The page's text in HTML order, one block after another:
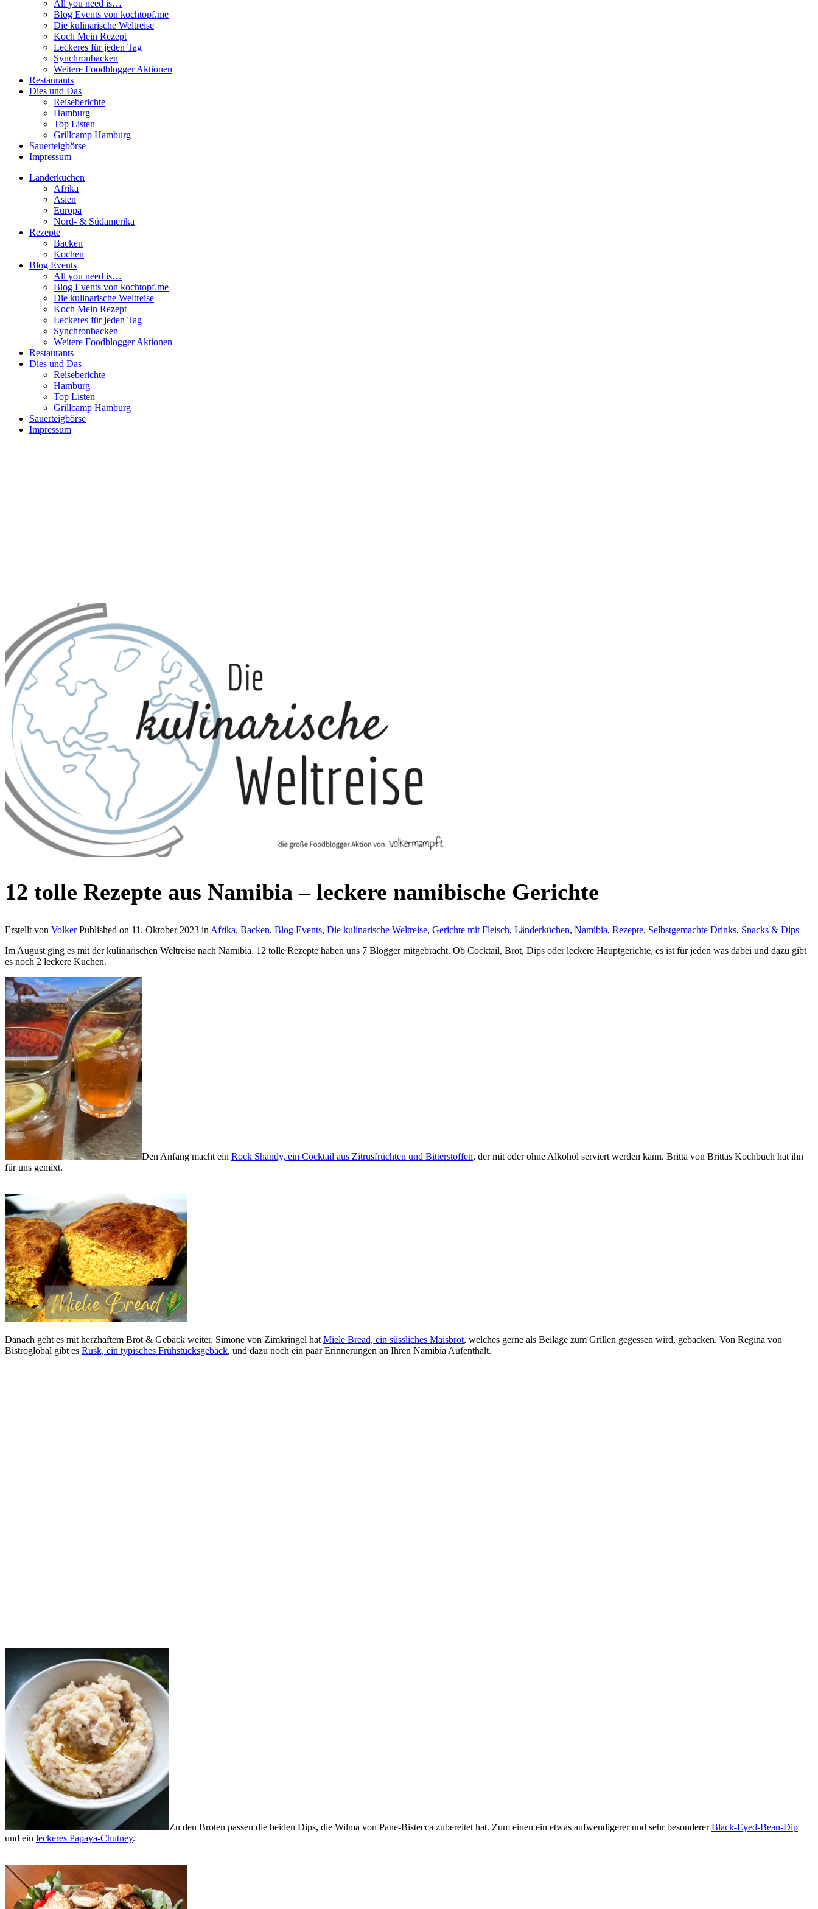
All you need is…
Blog Events von kochtopf.me
Die kulinarische Weltreise
Koch Mein Rezept
Leckeres für jeden Tag
Synchronbacken
Weitere Foodblogger Aktionen
Restaurants
Dies und Das
Reiseberichte
Hamburg
Top Listen
Grillcamp Hamburg
Sauerteigbörse
Impressum
Länderküchen
Afrika
Asien
Europa
Nord- & Südamerika
Rezepte
Backen
Kochen
Blog Events
All you need is…
Blog Events von kochtopf.me
Die kulinarische Weltreise
Koch Mein Rezept
Leckeres für jeden Tag
Synchronbacken
Weitere Foodblogger Aktionen
Restaurants
Dies und Das
Reiseberichte
Hamburg
Top Listen
Grillcamp Hamburg
Sauerteigbörse
Impressum
12 tolle Rezepte aus Namibia – leckere namibische Gerichte
Erstellt von Volker Published on 11. Oktober 2023 in Afrika, Backen, Blog Events, Die kulinarische Weltreise, Gerichte mit Fleisch, Länderküchen, Namibia, Rezepte, Selbstgemachte Drinks, Snacks & Dips
Im August ging es mit der kulinarischen Weltreise nach Namibia. 12 tolle Rezepte haben uns 7 Blogger mitgebracht. Ob Cocktail, Brot, Dips oder leckere Hauptgerichte, es ist für jeden was dabei und dazu gibt
es noch 2 leckere Kuchen.
Den Anfang macht ein Rock Shandy, ein Cocktail aus Zitrusfrüchten und Bitterstoffen, der mit oder ohne Alkohol serviert werden kann. Britta von Brittas Kochbuch hat ihn
für uns gemixt.
Danach geht es mit herzhaftem Brot & Gebäck weiter. Simone von Zimkringel hat Miele Bread, ein süssliches Maisbrot, welches gerne als Beilage zum Grillen gegessen wird, gebacken. Von Regina von
Bistroglobal gibt es Rusk, ein typisches Frühstücksgebäck, und dazu noch ein paar Erinnerungen an Ihren Namibia Aufenthalt.
Zu den Broten passen die beiden Dips, die Wilma von Pane-Bistecca zubereitet hat. Zum einen ein etwas aufwendigerer und sehr besondererBlack-Eyed-Bean-Dip
und ein leckeres Papaya-Chutney.